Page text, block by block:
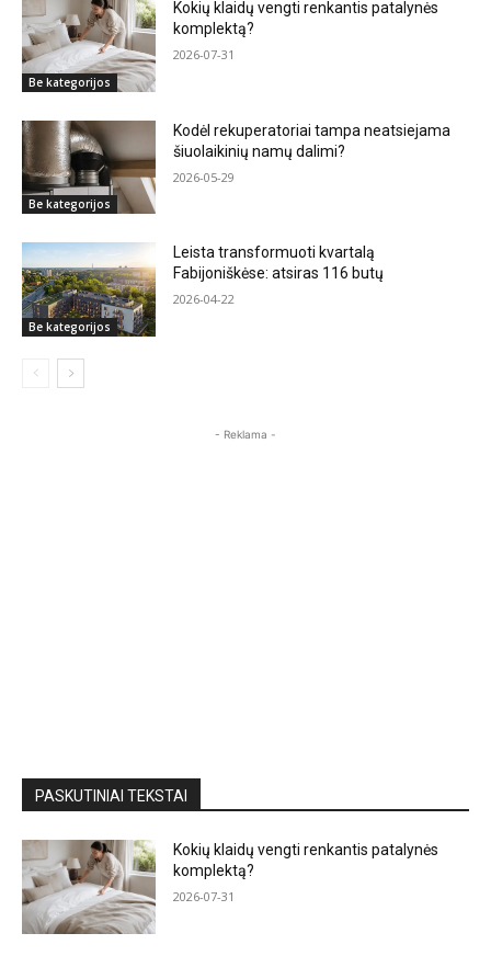
Be kategorijos
Kokių klaidų vengti renkantis patalynės
komplektą?
2026-07-31
Be kategorijos
Kodėl rekuperatoriai tampa neatsiejama
šiuolaikinių namų dalimi?
2026-05-29
Be kategorijos
Leista transformuoti kvartalą
Fabijoniškėse: atsiras 116 butų
2026-04-22
- Reklama -
PASKUTINIAI TEKSTAI
Kokių klaidų vengti renkantis patalynės
komplektą?
2026-07-31